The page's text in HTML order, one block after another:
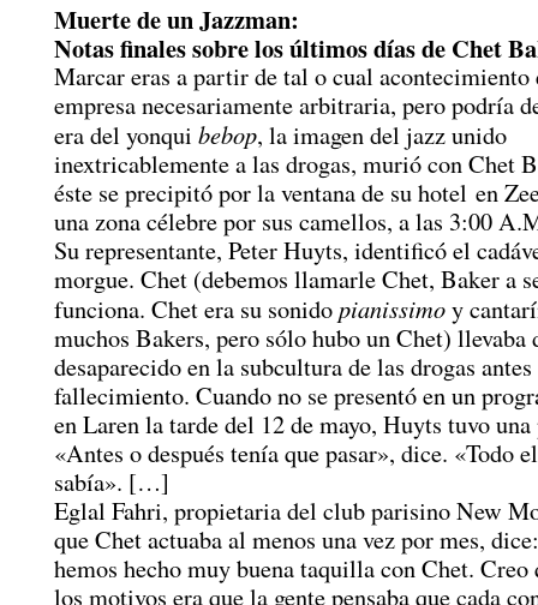
Muerte de un Jazzman:
Notas finales sobre los últimos días de Chet
Marcar eras a partir de tal o cual acontecimiento
empresa necesariamente arbitraria, pero podría
era del yonqui bebop, la imagen del jazz unido
inextricablemente a las drogas, murió con Chet
éste se precipitó por la ventana de su hotel en
una zona célebre por sus camellos, a las 3:00
Su representante, Peter Huyts, identificó el
morgue. Chet (debemos llamarle Chet, Baker a
funciona. Chet era su sonidopianissimoy
muchos Bakers, pero sólo hubo un Chet) llevaba
desaparecido en la subcultura de las drogas antes
fallecimiento. Cuando no se presentó en un
en Laren la tarde del 12 de mayo, Huyts tuvo
«Antes o después tenía que pasar», dice. «Todo
sabía». […]
Eglal Fahri, propietaria del club parisino New
que Chet actuaba al menos una vez por mes,
hemos hecho muy buena taquilla con Chet. Creo
los motivos era que la gente pensaba que cada